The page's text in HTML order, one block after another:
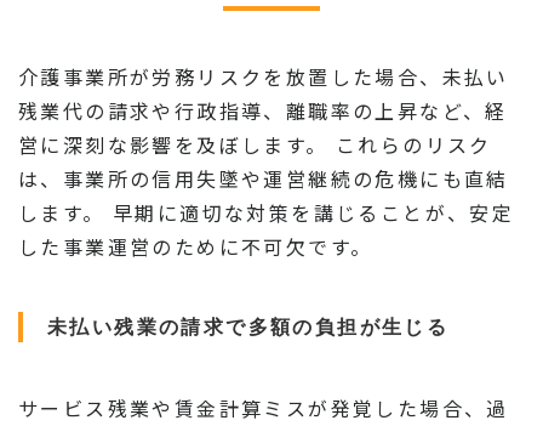
介護事業所が労務リスクを放置した場合、未払い
残業代の請求や行政指導、離職率の上昇など、経
営に深刻な影響を及ぼします。 これらのリスク
は、事業所の信用失墜や運営継続の危機にも直結
します。 早期に適切な対策を講じることが、安定
した事業運営のために不可欠です。
未払い残業の請求で多額の負担が生じる
サービス残業や賃金計算ミスが発覚した場合、過